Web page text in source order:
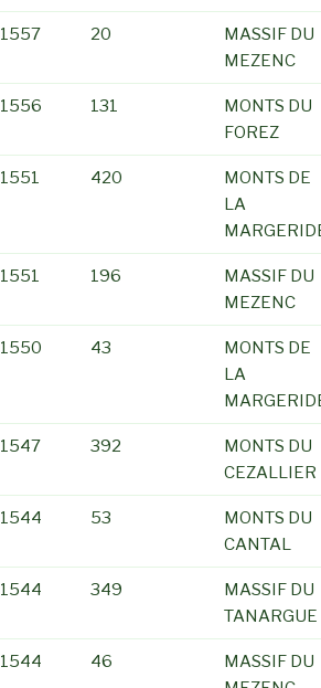
1557 20
MASSIF DU
MEZENC
1556 131
MONTS DU
FOREZ
1551 420
MONTS DE
LA
1551 196
MASSIF DU
MEZENC
1550 43
MONTS DE
LA
1547 392
MONTS DU
CEZALLIER
1544 53
MONTS DU
CANTAL
1544 349
MASSIF DU
TANARGUE
1544 46
MASSIF DU